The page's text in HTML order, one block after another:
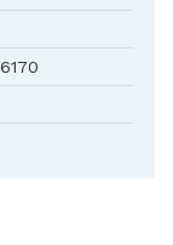
eller